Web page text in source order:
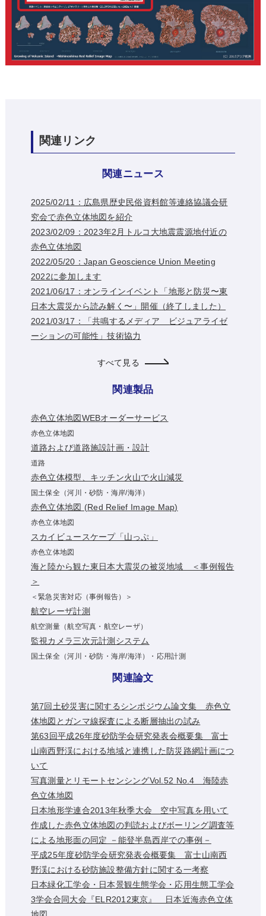
関連リンク
関連ニュース
2025/02/11：広島県歴史民俗資料館等連絡協議会研
究会で赤色立体地図を紹介
2023/02/09：2023年2月トルコ大地震震源地付近の
赤色立体地図
2022/05/20：Japan Geoscience Union Meeting
2022に参加します
2021/06/17：オンラインイベント「地形と防災〜東
日本大震災から読み解く〜」開催（終了しました）
2021/03/17：「共鳴するメディア ビジュアライゼ
ーションの可能性」技術協力
すべて見る
関連製品
赤色立体地図WEBオーダーサービス
赤色立体地図
道路および道路施設計画・設計
道路
赤色立体模型、キッチン火山で火山減災
国土保全（河川・砂防・海岸/海洋）
赤色立体地図 (Red Relief Image Map)
赤色立体地図
スカイビュースケープ「山っぷ」
赤色立体地図
海と陸から観た東日本大震災の被災地域 ＜事例報告
＞
＜緊急災害対応（事例報告）＞
航空レーザ計測
航空測量（航空写真・航空レーザ）
監視カメラ三次元計測システム
国土保全（河川・砂防・海岸/海洋）・応用計測
関連論文
第7回土砂災害に関するシンポジウム論文集 赤色立
体地図とガンマ線探査による断層抽出の試み
第63回平成26年度砂防学会研究発表会概要集 富士
山南西野渓における地域と連携した防災路網計画につ
いて
写真測量とリモートセンシングVol.52 No.4 海陸赤
色立体地図
日本地形学連合2013年秋季大会 空中写真を用いて
作成した赤色立体地図の判読およびボーリング調査等
による地形面の同定 －能登半島西岸での事例－
平成25年度砂防学会研究発表会概要集 富士山南西
野渓における砂防施設整備方針に関する一考察
日本緑化工学会・日本景観生態学会・応用生態工学会
3学会合同大会『ELR2012東京』 日本近海赤色立体
地図